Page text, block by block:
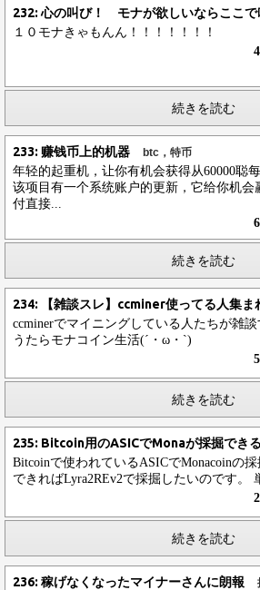
232: 心の叫び！ モナが欲しいならここ
１０モナきゃもんん！！！！！！！
続きを読む
233: 赚钱币上的机器 btc，特币
年轻的起重机，让你有机会获得从60000聪
该项目有一个系统账户的更新，它给你机会
付直接...
続きを読む
234: 【雑談スレ】ccminer使ってる人集
ccminerでマイニングしている人たちが雑
うたらモナコイン生活(´・ω・`)
続きを読む
235: Bitcoin用のASICでMonaが採掘でき
Bitcoinで使われているASICでMonacoinの
できればLyra2REv2で採掘したいのです。
続きを読む
236: 稼げなくなったマイナーさんに朗報